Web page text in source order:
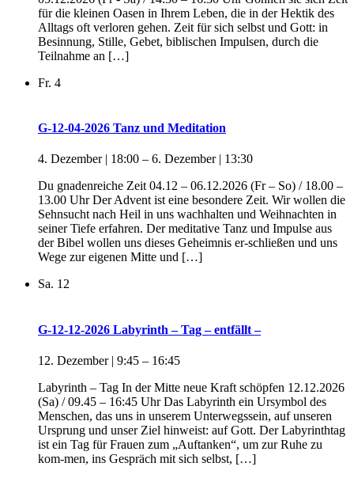
für die kleinen Oasen in Ihrem Leben, die in der Hektik des
Alltags oft verloren gehen. Zeit für sich selbst und Gott: in
Besinnung, Stille, Gebet, biblischen Impulsen, durch die
Teilnahme an […]
Fr. 4
G-12-04-2026 Tanz und Meditation
4. Dezember | 18:00 – 6. Dezember | 13:30
Du gnadenreiche Zeit 04.12 – 06.12.2026 (Fr – So) / 18.00 –
13.00 Uhr Der Advent ist eine besondere Zeit. Wir wollen die
Sehnsucht nach Heil in uns wachhalten und Weihnachten in
seiner Tiefe erfahren. Der meditative Tanz und Impulse aus
der Bibel wollen uns dieses Geheimnis er-schließen und uns
Wege zur eigenen Mitte und […]
Sa. 12
G-12-12-2026 Labyrinth – Tag – entfällt –
12. Dezember | 9:45 – 16:45
Labyrinth – Tag In der Mitte neue Kraft schöpfen 12.12.2026
(Sa) / 09.45 – 16:45 Uhr Das Labyrinth ein Ursymbol des
Menschen, das uns in unserem Unterwegssein, auf unseren
Ursprung und unser Ziel hinweist: auf Gott. Der Labyrinthtag
ist ein Tag für Frauen zum „Auftanken“, um zur Ruhe zu
kom-men, ins Gespräch mit sich selbst, […]